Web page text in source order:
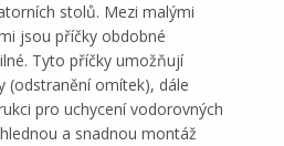
stolů. Mezi malými
jsou příčky obdobné
Tyto příčky umožňují
(odstranění omítek), dále
pro uchycení vodorovných
a snadnou montáž